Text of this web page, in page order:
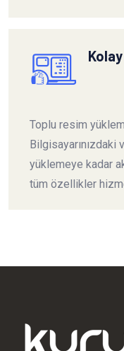
Toplu resim
Bilgisayarınızdaki
yüklemeye kadar
tüm özellikler